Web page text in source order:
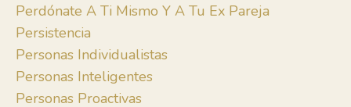
Perdónate A Ti Mismo Y A Tu Ex Pareja
Persistencia
Personas Individualistas
Personas Inteligentes
Personas Proactivas